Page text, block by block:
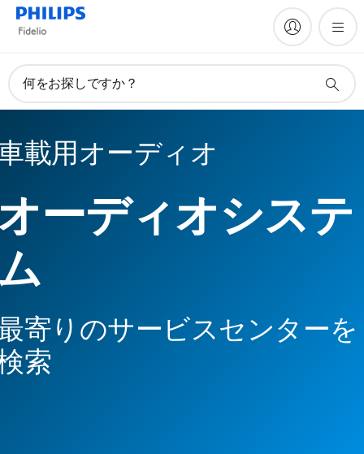
何をお探しですか？
載用オーディオ
ーディオシステ
寄りのサービスセンターを
索